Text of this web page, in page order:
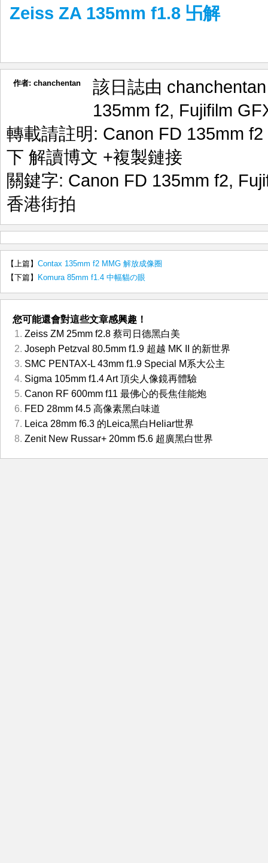
Zeiss ZA 135mm f1.8 卐解
作者: chanchentan
該日誌由
135mm f2, Fujifilm
轉載請註明: Canon FD 135mm
下 解讀博文 +複製鏈接
關鍵字: Canon FD 135mm f2,
香港街拍
【上篇】 Contax 135mm f2 MMG 解放成像圈
【下篇】
Komura 85mm f1.4 中幅貓の眼
您可能還會對這些文章感興趣！
Zeiss ZM 25mm f2.8 蔡司日德黑白美
Joseph Petzval 80.5mm f1.9 超越 MK II 的新世界
SMC PENTAX-L 43mm f1.9 Special M系大公主
Sigma 105mm f1.4 Art 頂尖人像鏡再體驗
Canon RF 600mm f11 最佛心的長焦佳能炮
FED 28mm f4.5 高像素黑白味道
Leica 28mm f6.3 的Leica黑白Heliar世界
Zenit New Russar+ 20mm f5.6 超廣黑白世界